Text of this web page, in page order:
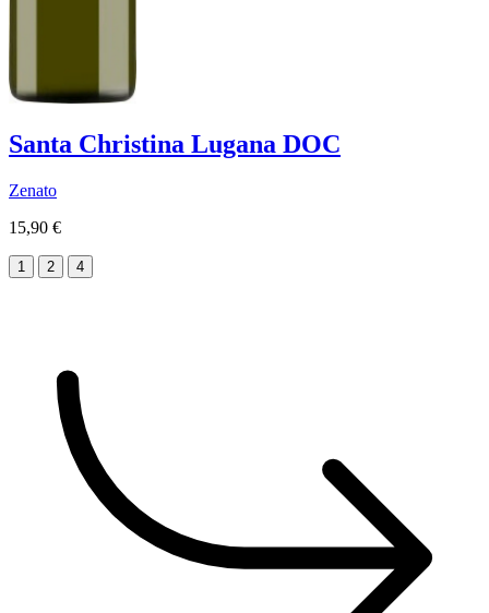
Santa Christina Lugana DOC
Zenato
15,90 €
1 2 4